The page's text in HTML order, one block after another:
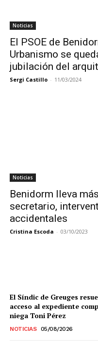
Noticias
El PSOE de
Urbanismo se
jubilación del
Sergi Castillo - 11/03/2024
Noticias
Benidorm lleva
secretario,
accidentales
Cristina Escoda - 03/10/2023
El Síndic de Greuges
acceso al expediente
niega Toni Pérez
NOTICIAS 05/08/2026